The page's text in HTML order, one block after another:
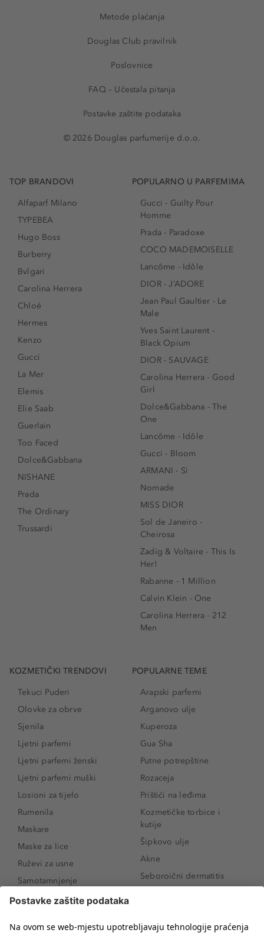
Metode plaćanja
Douglas Club pravilnik
Poslovnice
FAQ – Učestala pitanja
Postavke zaštite podataka
© 2026 Douglas parfumerije d.o.o.
TOP BRANDOVI
Alfaparf Milano
TYPEBEA
Hugo Boss
Burberry
Bvlgari
Carolina Herrera
Chloé
Hermes
Kenzo
Gucci
La Mer
Elemis
Elie Saab
Guerlain
Too Faced
Dolce&Gabbana
NISHANE
Prada
The Ordinary
Trussardi
POPULARNO U PARFEMIMA
Gucci - Guilty Pour
Homme
Prada - Paradoxe
COCO MADEMOISELLE
Lancôme - Idôle
DIOR - J’ADORE
Jean Paul Gaultier - Le
Male
Yves Saint Laurent -
Black Opium
DIOR - SAUVAGE
Carolina Herrera - Good
Girl
Dolce&Gabbana - The
One
Lancôme - Idôle
Gucci - Bloom
ARMANI - Sì
Nomade
MISS DIOR
Sol de Janeiro -
Cheirosa
Zadig & Voltaire - This Is
Her!
Rabanne - 1 Million
Calvin Klein - One
Carolina Herrera - 212
Men
KOZMETIČKI TRENDOVI
Tekuci Puderi
Olovke za obrve
Sjenila
Ljetni parfemi
Ljetni parfemi ženski
Ljetni parfemi muški
Losioni za tijelo
Rumenila
Maskare
Maske za lice
Ruževi za usne
Samotamnjenje
Puderi
POPULARNE TEME
Arapski parfemi
Arganovo ulje
Kuperoza
Gua Sha
Putne potrepštine
Rozaceja
Prištići na leđima
Kozmetičke torbice i
kutije
Šipkovo ulje
Akne
Seboroični dermatitis
Novo